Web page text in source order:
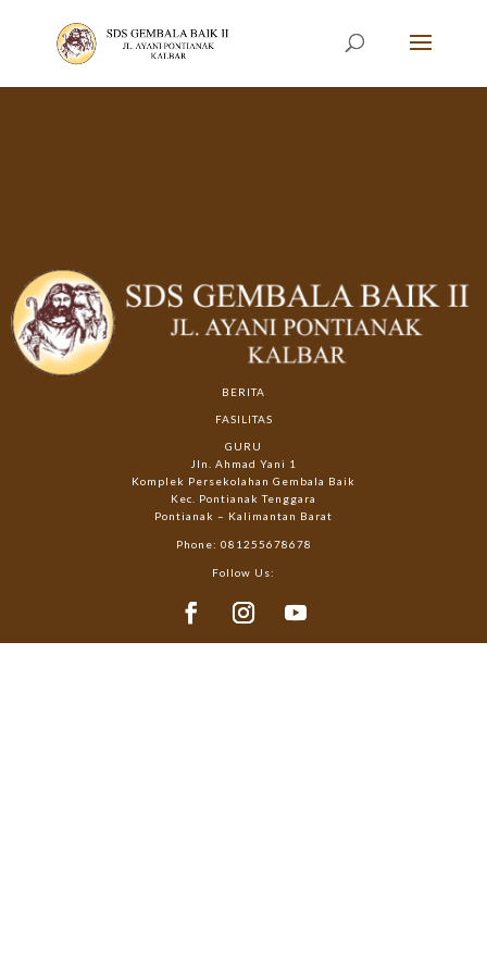
BERITA
FASILITAS
GURU
Jln. Ahmad Yani 1
Komplek Persekolahan Gembala Baik
Kec. Pontianak Tenggara
Pontianak – Kalimantan Barat
Phone: 081255678678
Follow Us: